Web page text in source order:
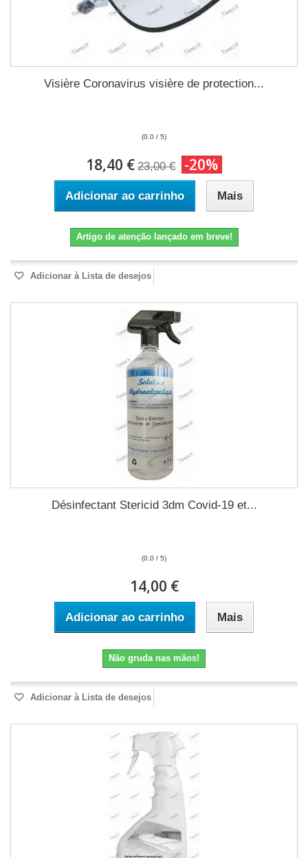
Visière Coronavirus visière de protection...
(0.0 / 5)
18,40 € 23,00 € -20%
Adicionar ao carrinho Mais
Artigo de atenção lançado em breve!
Adicionar à Lista de desejos
Désinfectant Stericid 3dm Covid-19 et...
(0.0 / 5)
14,00 €
Adicionar ao carrinho Mais
Não gruda nas mãos!
Adicionar à Lista de desejos